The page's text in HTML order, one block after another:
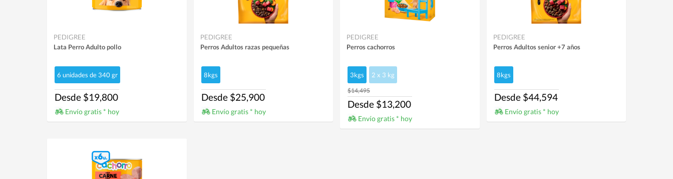
PEDIGREE
Lata Perro Adulto pollo
6 unidades de 340 gr
Desde $19,800
Envío gratis * hoy
PEDIGREE
Perros Adultos razas pequeñas
8kgs
Desde $25,900
Envío gratis * hoy
PEDIGREE
Perros cachorros
3kgs 2 x 3 kg
$14,495
Desde $13,200
Envío gratis * hoy
PEDIGREE
Perros Adultos senior +7 años
8kgs
Desde $44,594
Envío gratis * hoy